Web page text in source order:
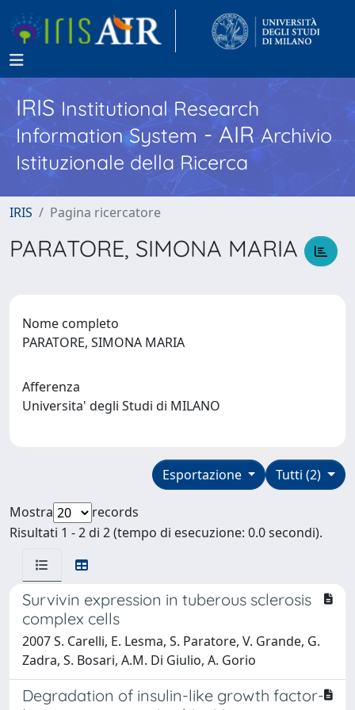
IRISInstitutional Research
Information System - AIR Archivio
Istituzionale della Ricerca
IRIS Pagina ricercatore
PARATORE, SIMONA MARIA
Nome completo
PARATORE, SIMONA MARIA
Afferenza
Universita' degli Studi di MILANO
Tutti (2)
Esportazione
Mostra
records
Risultati 1 - 2 di 2 (tempo di esecuzione: 0.0 secondi).
Survivin expression in tuberous sclerosis
complex cells
2007 S. Carelli, E. Lesma, S. Paratore, V. Grande, G.
Zadra, S. Bosari, A.M. Di Giulio, A. Gorio
Degradation of insulin-like growth factor-